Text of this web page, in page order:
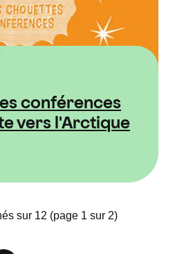
conférences
vers l'Arctique
sur 12 (page 1 sur 2)